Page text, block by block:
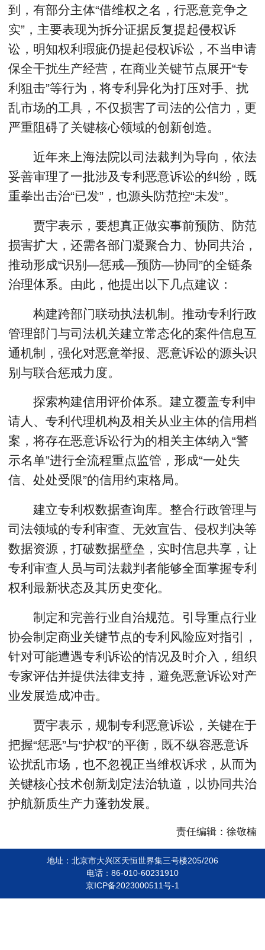
到，有部分主体“借维权之名，行恶意竞争之
实”，主要表现为拆分证据反复提起侵权诉
讼，明知权利瑕疵仍提起侵权诉讼，不当申请
保全干扰生产经营，在商业关键节点展开“专
利狙击”等行为，将专利异化为打压对手、扰
乱市场的工具，不仅损害了司法的公信力，更
严重阻碍了关键核心领域的创新创造。
近年来上海法院以司法裁判为导向，依法
妥善审理了一批涉及专利恶意诉讼的纠纷，既
重拳出击治“已发”，也源头防范控“未发”。
贾宇表示，要想真正做实事前预防、防范
损害扩大，还需各部门凝聚合力、协同共治，
推动形成“识别—惩戒—预防—协同”的全链条
治理体系。由此，他提出以下几点建议：
构建跨部门联动执法机制。推动专利行政
管理部门与司法机关建立常态化的案件信息互
通机制，强化对恶意举报、恶意诉讼的源头识
别与联合惩戒力度。
探索构建信用评价体系。建立覆盖专利申
请人、专利代理机构及相关从业主体的信用档
案，将存在恶意诉讼行为的相关主体纳入“警
示名单”进行全流程重点监管，形成“一处失
信、处处受限”的信用约束格局。
建立专利权数据查询库。整合行政管理与
司法领域的专利审查、无效宣告、侵权判决等
数据资源，打破数据壁垒，实时信息共享，让
专利审查人员与司法裁判者能够全面掌握专利
权利最新状态及其历史变化。
制定和完善行业自治规范。引导重点行业
协会制定商业关键节点的专利风险应对指引，
针对可能遭遇专利诉讼的情况及时介入，组织
专家评估并提供法律支持，避免恶意诉讼对产
业发展造成冲击。
贾宇表示，规制专利恶意诉讼，关键在于
把握“惩恶”与“护权”的平衡，既不纵容恶意诉
讼扰乱市场，也不忽视正当维权诉求，从而为
关键核心技术创新划定法治轨道，以协同共治
护航新质生产力蓬勃发展。
责任编辑：徐敬楠
地址：北京市大兴区天恒世界集三号楼205/206
电话：86-010-60231910
京ICP备2023000511号-1